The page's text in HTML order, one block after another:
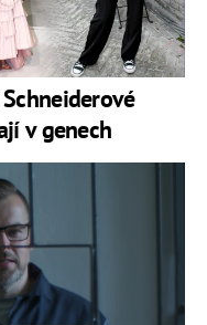
v genech